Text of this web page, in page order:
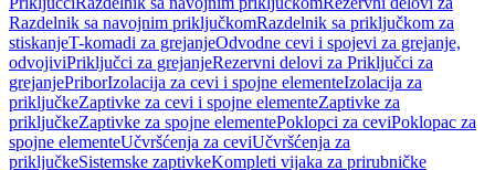
Razdelnik sa navojnim priključkomRazdelnik sa priključkom za
stiskanjeT-komadi za grejanjeOdvodne cevi i spojevi za grejanje,
odvojiviPriključci za grejanjeRezervni delovi za Priključci za
grejanjePriborIzolacija za cevi i spojne elementeIzolacija za
priključkeZaptivke za cevi i spojne elementeZaptivke za
priključkeZaptivke za spojne elementePoklopci za ceviPoklopac za
spojne elementeUčvršćenja za ceviUčvršćenja za
priključkeSistemske zaptivkeKompleti vijaka za prirubničke